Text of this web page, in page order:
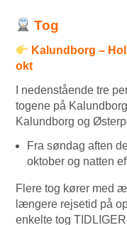
Tog
Kalundborg –
okt
I nedenstående tre
togene på
Kalundborg og
Fra søndag aften
oktober og natten
Flere tog kører med
længere rejsetid på
enkelte tog